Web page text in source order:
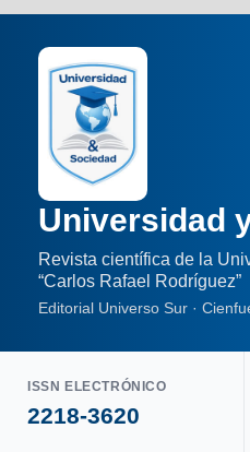
Universidad
Revista científica de la
“Carlos Rafael Rodríguez”
Editorial Universo Sur ·
ISSN ELECTRÓNICO
2218-3620